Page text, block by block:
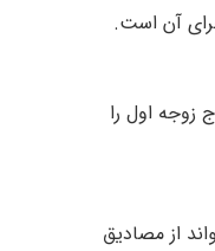
آن است.
زوجه اول را
از مصادیق